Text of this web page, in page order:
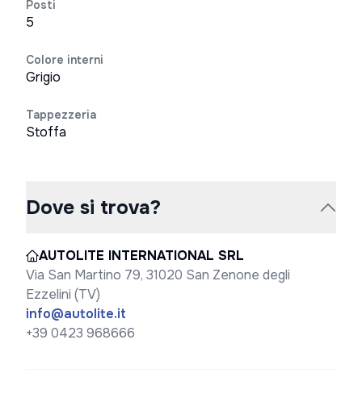
Posti
5
Colore interni
Grigio
Tappezzeria
Stoffa
Dove si trova?
AUTOLITE INTERNATIONAL SRL
Via San Martino 79, 31020 San Zenone degli
Ezzelini (TV)
info@autolite.it
+39 0423 968666